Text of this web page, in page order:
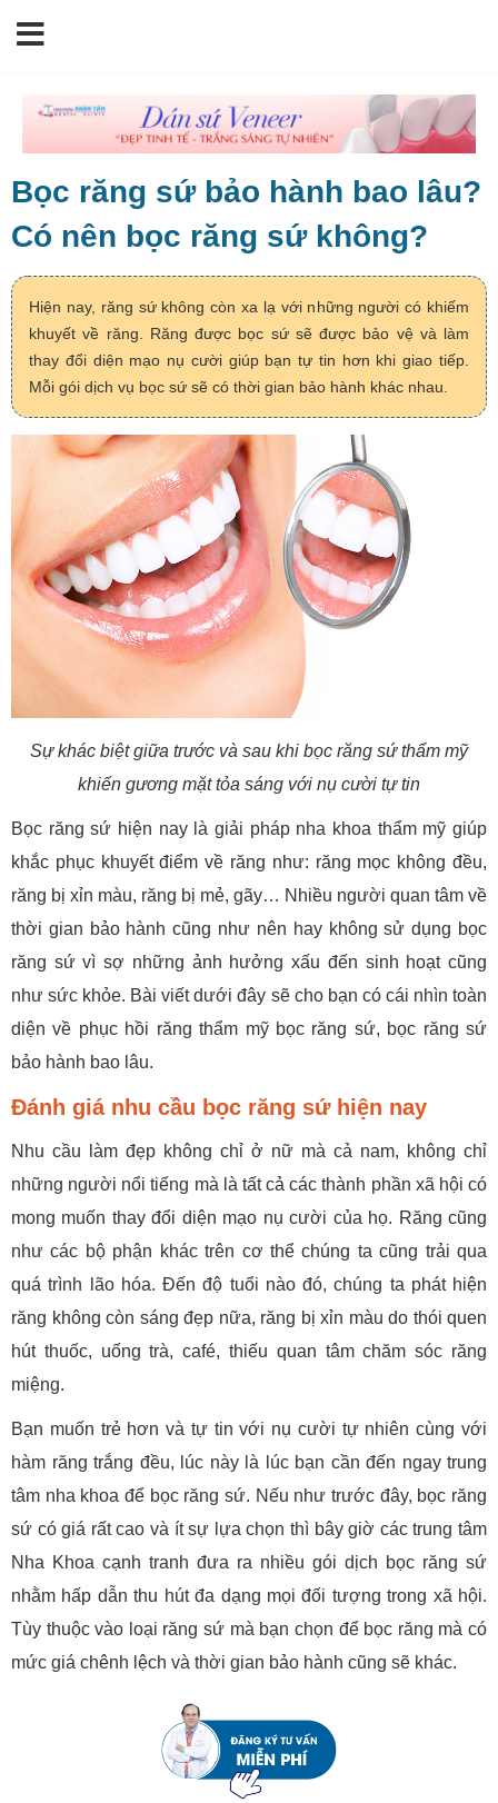
Bọc răng sứ bảo hành bao lâu?
Có nên bọc răng sứ không?
Hiện nay, răng sứ không còn xa lạ với những người có khiếm
khuyết về răng. Răng được bọc sứ sẽ được bảo vệ và làm
thay đổi diện mạo nụ cười giúp bạn tự tin hơn khi giao tiếp.
Mỗi gói dịch vụ bọc sứ sẽ có thời gian bảo hành khác nhau.
Sự khác biệt giữa trước và sau khi bọc răng sứ thẩm mỹ
khiến gương mặt tỏa sáng với nụ cười tự tin
Bọc răng sứ hiện nay là giải pháp nha khoa thẩm mỹ giúp
khắc phục khuyết điểm về răng như: răng mọc không đều,
răng bị xỉn màu, răng bị mẻ, gãy… Nhiều người quan tâm về
thời gian bảo hành cũng như nên hay không sử dụng bọc
răng sứ vì sợ những ảnh hưởng xấu đến sinh hoạt cũng
như sức khỏe. Bài viết dưới đây sẽ cho bạn có cái nhìn toàn
diện về phục hồi răng thẩm mỹ bọc răng sứ, bọc răng sứ
bảo hành bao lâu.
Đánh giá nhu cầu bọc răng sứ hiện nay
Nhu cầu làm đẹp không chỉ ở nữ mà cả nam, không chỉ
những người nổi tiếng mà là tất cả các thành phần xã hội có
mong muốn thay đổi diện mạo nụ cười của họ. Răng cũng
như các bộ phận khác trên cơ thể chúng ta cũng trải qua
quá trình lão hóa. Đến độ tuổi nào đó, chúng ta phát hiện
răng không còn sáng đẹp nữa, răng bị xỉn màu do thói quen
hút thuốc, uống trà, café, thiếu quan tâm chăm sóc răng
miệng.
Bạn muốn trẻ hơn và tự tin với nụ cười tự nhiên cùng với
hàm răng trắng đều, lúc này là lúc bạn cần đến ngay trung
tâm nha khoa để bọc răng sứ. Nếu như trước đây, bọc răng
sứ có giá rất cao và ít sự lựa chọn thì bây giờ các trung tâm
Nha Khoa cạnh tranh đưa ra nhiều gói dịch bọc răng sứ
nhằm hấp dẫn thu hút đa dạng mọi đối tượng trong xã hội.
Tùy thuộc vào loại răng sứ mà bạn chọn để bọc răng mà có
mức giá chênh lệch và thời gian bảo hành cũng sẽ khác.